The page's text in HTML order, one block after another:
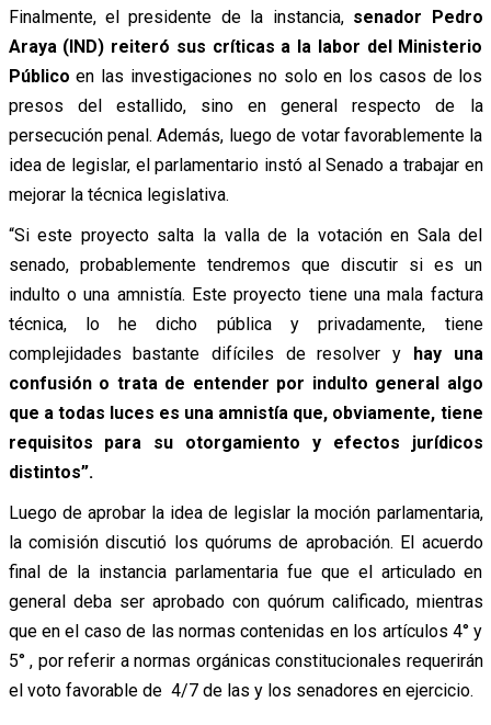
Finalmente, el presidente de la instancia, senador Pedro
Araya (IND) reiteró sus críticas a la labor del Ministerio
Público en las investigaciones no solo en los casos de los
presos del estallido, sino en general respecto de la
persecución penal. Además, luego de votar favorablemente la
idea de legislar, el parlamentario instó al Senado a trabajar en
mejorar la técnica legislativa.
“Si este proyecto salta la valla de la votación en Sala del
senado, probablemente tendremos que discutir si es un
indulto o una amnistía. Este proyecto tiene una mala factura
técnica, lo he dicho pública y privadamente, tiene
complejidades bastante difíciles de resolver y hay una
confusión o trata de entender por indulto general algo
que a todas luces es una amnistía que, obviamente, tiene
requisitos para su otorgamiento y efectos jurídicos
distintos”.
Luego de aprobar la idea de legislar la moción parlamentaria,
la comisión discutió los quórums de aprobación. El acuerdo
final de la instancia parlamentaria fue que el articulado en
general deba ser aprobado con quórum calificado, mientras
que en el caso de las normas contenidas en los artículos 4° y
5° , por referir a normas orgánicas constitucionales requerirán
el voto favorable de 4/7 de las y los senadores en ejercicio.